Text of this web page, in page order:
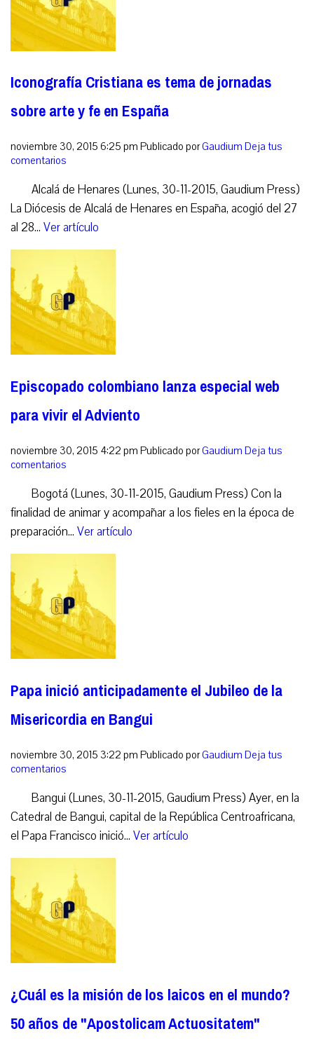
Iconografía Cristiana es tema de jornadas
sobre arte y fe en España
noviembre 30, 2015 6:25 pm Publicado porGaudium Deja tus
comentarios
Alcalá de Henares (Lunes, 30-11-2015, Gaudium Press)
La Diócesis de Alcalá de Henares en España, acogió del 27
al 28... Ver artículo
Episcopado colombiano lanza especial web
para vivir el Adviento
noviembre 30, 2015 4:22 pm Publicado porGaudium Deja tus
comentarios
Bogotá (Lunes, 30-11-2015, Gaudium Press) Con la
finalidad de animar y acompañar a los fieles en la época de
preparación... Ver artículo
Papa inició anticipadamente el Jubileo de la
Misericordia en Bangui
noviembre 30, 2015 3:22 pm Publicado porGaudium Deja tus
comentarios
Bangui (Lunes, 30-11-2015, Gaudium Press) Ayer, en la
Catedral de Bangui, capital de la República Centroafricana,
el Papa Francisco inició... Ver artículo
¿Cuál es la misión de los laicos en el mundo?
50 años de "Apostolicam Actuositatem"